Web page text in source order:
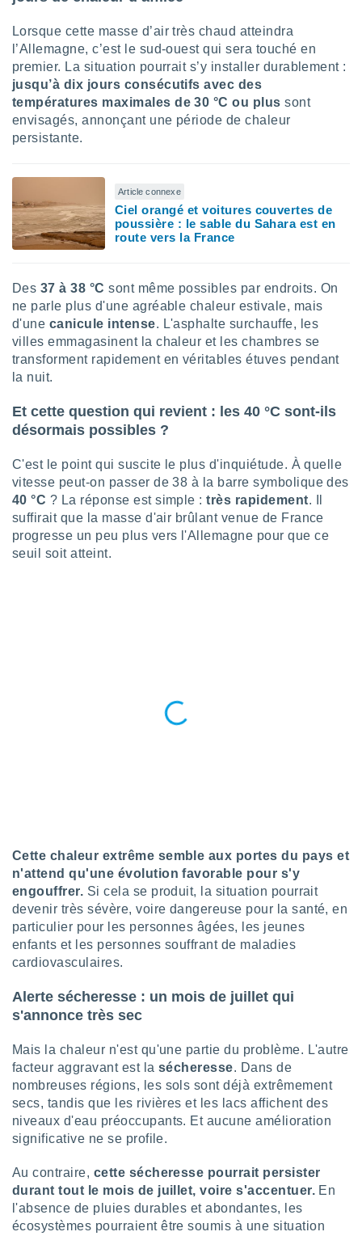
des
votre
ce site
Pour ce
limitées
la
créer
pour
des
profils
des
des
Lorsque cette masse d’air très chaud atteindra
l’Allemagne, c’est le sud-ouest qui sera touché en
premier. La situation pourrait s’y installer durablement :
jusqu’à dix jours consécutifs avec des
températures maximales de 30 °C ou plus sont
envisagés, annonçant une période de chaleur
persistante.
Article connexe
Ciel orangé et voitures couvertes de
poussière : le sable du Sahara est en
route vers la France
Des 37 à 38 °C sont même possibles par endroits. On
ne parle plus d'une agréable chaleur estivale, mais
d'une canicule intense. L'asphalte surchauffe, les
villes emmagasinent la chaleur et les chambres se
transforment rapidement en véritables étuves pendant
la nuit.
Et cette question qui revient : les 40 °C sont-ils
désormais possibles ?
C'est le point qui suscite le plus d'inquiétude. À quelle
vitesse peut-on passer de 38 à la barre symbolique des
40 °C ? La réponse est simple :très rapidement. Il
suffirait que la masse d'air brûlant venue de France
progresse un peu plus vers l'Allemagne pour que ce
seuil soit atteint.
Cette chaleur extrême semble aux portes du pays et
n'attend qu'une évolution favorable pour s'y
engouffrer. Si cela se produit, la situation pourrait
devenir très sévère, voire dangereuse pour la santé, en
particulier pour les personnes âgées, les jeunes
enfants et les personnes souffrant de maladies
cardiovasculaires.
Alerte sécheresse : un mois de juillet qui
s'annonce très sec
Mais la chaleur n'est qu'une partie du problème. L'autre
facteur aggravant est la sécheresse. Dans de
nombreuses régions, les sols sont déjà extrêmement
secs, tandis que les rivières et les lacs affichent des
niveaux d'eau préoccupants. Et aucune amélioration
significative ne se profile.
Au contraire, cette sécheresse pourrait persister
durant tout le mois de juillet, voire s'accentuer. En
l'absence de pluies durables et abondantes, les
écosystèmes pourraient être soumis à une situation